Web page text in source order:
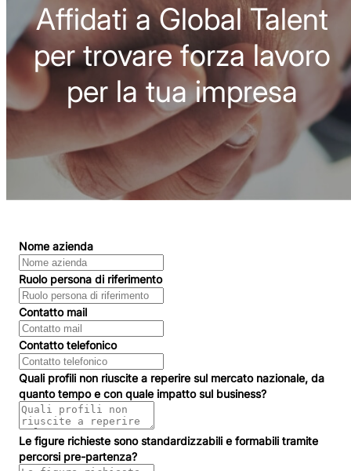
Affidati a Global Talent
per trovare forza lavoro
per la tua impresa
Nome azienda
Ruolo persona di riferimento
Contatto mail
Contatto telefonico
Quali profili non riuscite a reperire sul mercato nazionale, da
quanto tempo e con quale impatto sul business?
Le figure richieste sono standardizzabili e formabili tramite
percorsi pre-partenza?